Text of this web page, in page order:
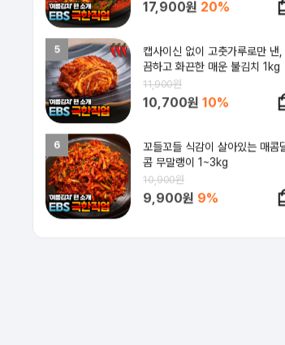
17,900원 20%
5
캡사이신 없이 고춧가루로만 낸
끔하고 화끈한 매운 불김치 1kg
11,900원
10,700원 10%
6
꼬들꼬들 식감이 살아있는 매콤
콤 무말랭이 1~3kg
10,900원
9,900원 9%